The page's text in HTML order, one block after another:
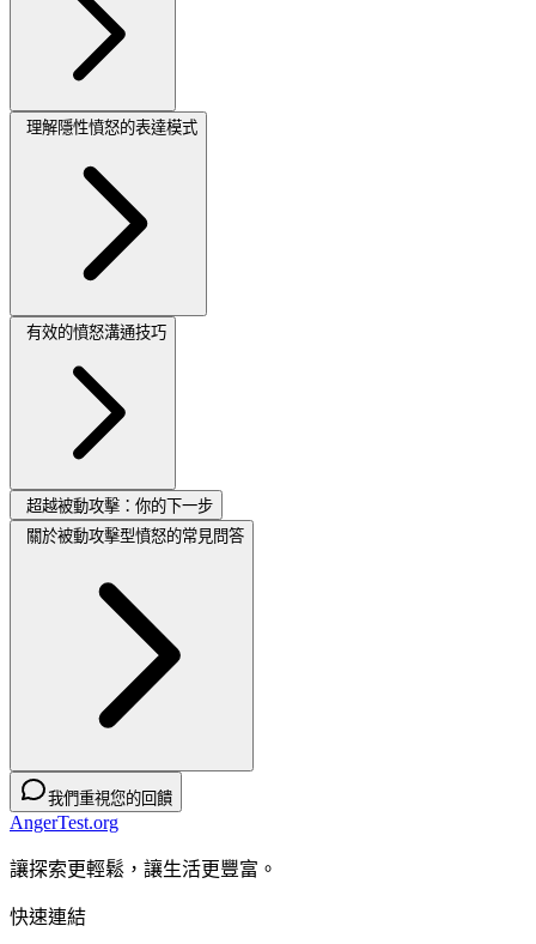
理解隱性憤怒的表達模式
有效的憤怒溝通技巧
超越被動攻擊：你的下一步
關於被動攻擊型憤怒的常見問答
我們重視您的回饋
AngerTest.org
讓探索更輕鬆，讓生活更豐富。
快速連結